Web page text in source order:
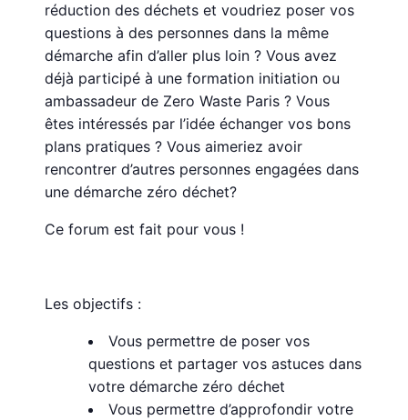
réduction des déchets et voudriez poser vos
questions à des personnes dans la même
démarche afin d’aller plus loin ?Vous avez
déjà participé à une formation initiation ou
ambassadeur de Zero Waste Paris ?Vous
êtes intéressés par l’idée échanger vos bons
plans pratiques ?Vous aimeriez avoir
rencontrer d’autres personnes engagées dans
une démarche zéro déchet?
Ce forum est fait pour vous !
Les objectifs :
Vous permettre de poser vos
questions et partager vos astuces dans
votre démarche zéro déchet
Vous permettre d’approfondir votre